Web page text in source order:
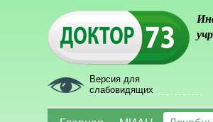
Версия для
слабовидящих